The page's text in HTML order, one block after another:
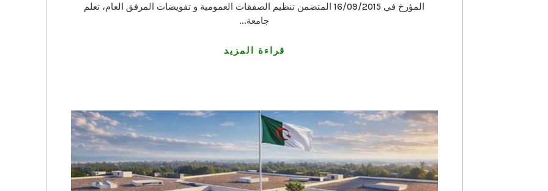
المؤرخ في 16/09/2015 المتضمن تنظيم الصفقات العمومية و تفويضات المرفق العام، تعلم
جامعة...
قراءة المزيد